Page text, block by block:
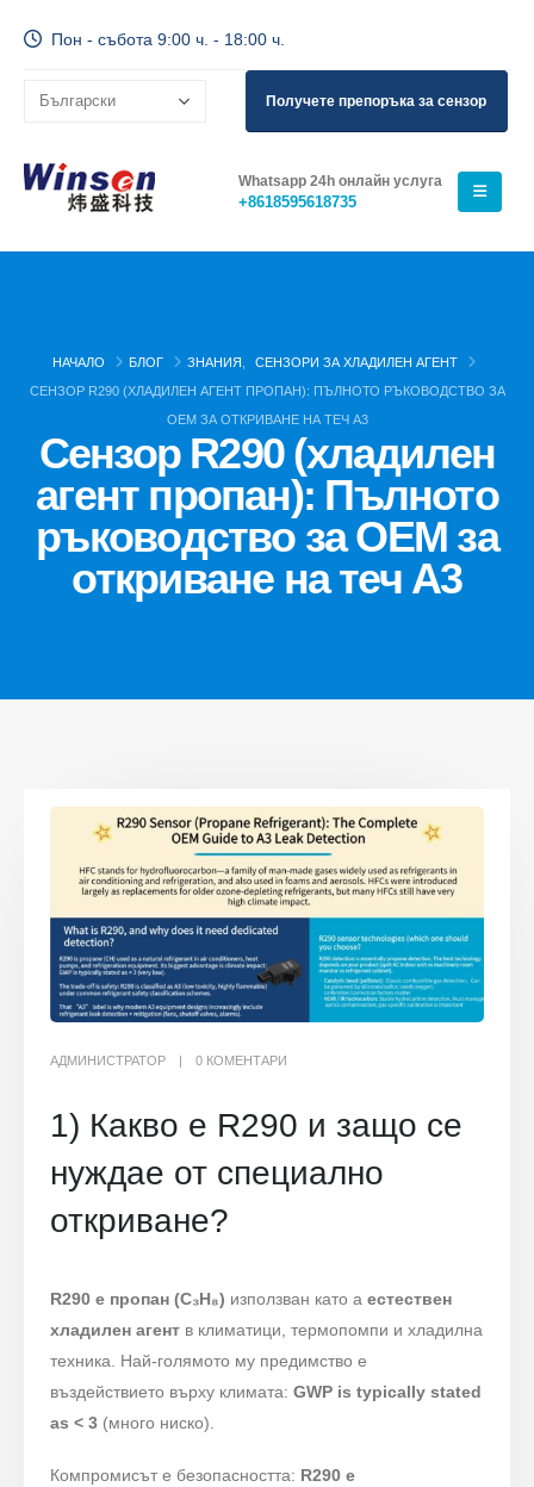
Пон - събота 9:00 ч. - 18:00 ч.
Получете препоръка за сензор
Whatsapp 24h онлайн услуга
+8618595618735
НАЧАЛО БЛОГ ЗНАНИЯ
СЕНЗОРИ ЗА ХЛАДИЛЕН АГЕНТ
СЕНЗОР R290 (ХЛАДИЛЕН АГЕНТ ПРОПАН): ПЪЛНОТО РЪКОВОДСТВО ЗА
OEM ЗА ОТКРИВАНЕ НА ТЕЧ A3
Сензор R290 (хладилен
агент пропан): Пълното
ръководство за OEM за
откриване на теч A3
АДМИНИСТРАТОР 0 КОМЕНТАРИ
1) Какво е R290 и защо се
нуждае от специално
откриване?
R290 е пропан (C₃H₈) използван като aестествен
хладилен агент в климатици, термопомпи и хладилна
техника. Най-голямото му предимство е
въздействието върху климата:GWP is typically stated
as < 3 (много ниско).
Компромисът е безопасността: R290 е